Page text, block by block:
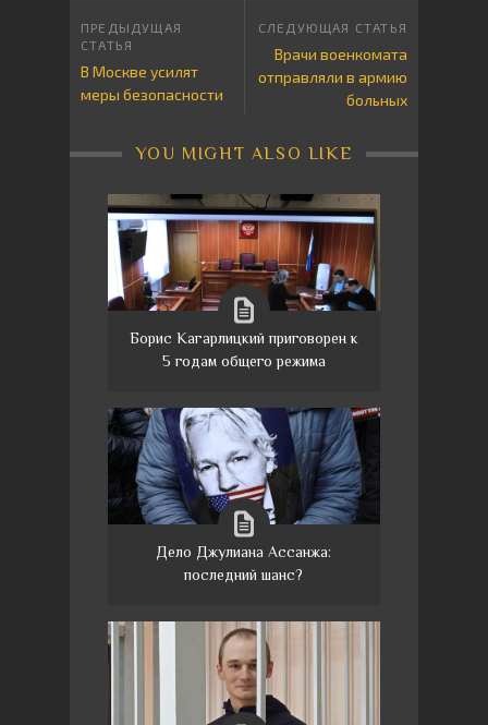
В Москве усилят
меры безопасности
Врачи военкомата
отправляли в армию
больных
YOU MIGHT ALSO LIKE
Борис Кагарлицкий приговорен к
5 годам общего режима
Дело Джулиана Ассанжа:
последний шанс?